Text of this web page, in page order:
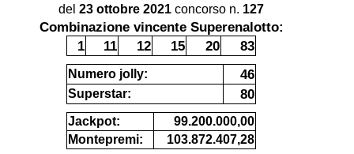
del 23 ottobre 2021 concorso n. 127
Combinazione vincente Superenalotto:
1
11 12 15 20 83
Numero jolly: 46
Superstar: 80
Jackpot:
99.200.000,00
Montepremi:
103.872.407,28